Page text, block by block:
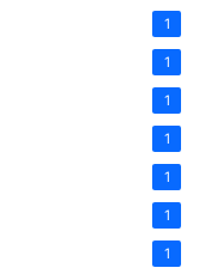
1
1
1
1
1
1
1